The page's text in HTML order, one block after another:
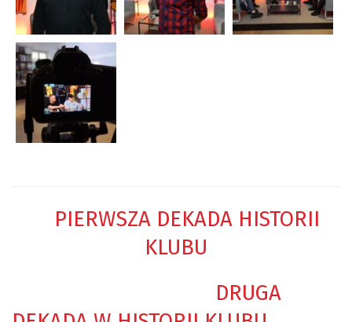
PIERWSZA DEKADA HISTORII
KLUBU
DRUGA